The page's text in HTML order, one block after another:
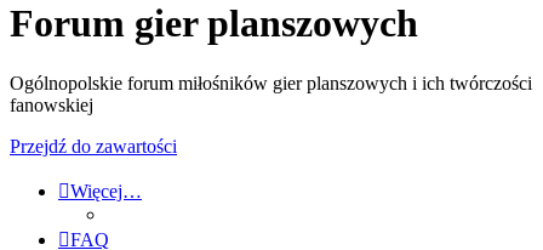
Forum gier planszowych
Ogólnopolskie forum miłośników gier planszowych i ich twórczości
fanowskiej
Przejdź do zawartości
Więcej…
FAQ